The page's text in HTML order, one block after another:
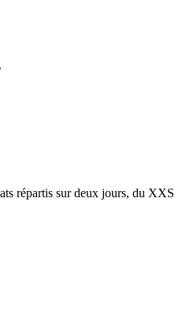
répartis sur deux jours, du XXS